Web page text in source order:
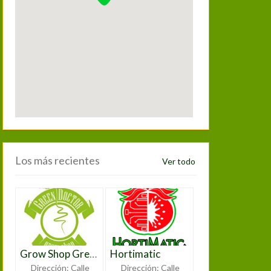
Los más recientes Ver todo
Grow Shop Green Doctor
Dirección: Calle
Hortimatic
Dirección: Calle